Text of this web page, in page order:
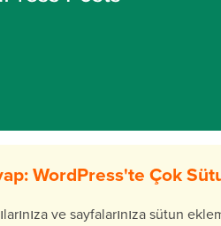
WordPress'te Çok
ve sayfalarınıza sütun